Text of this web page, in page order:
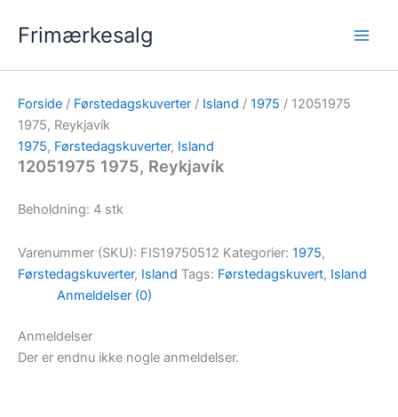
Frimærkesalg
Forside / Førstedagskuverter / Island / 1975 / 12051975
1975, Reykjavík
1975, Førstedagskuverter, Island
12051975 1975, Reykjavík
Beholdning: 4 stk
Varenummer (SKU): FIS19750512 Kategorier: 1975,
Førstedagskuverter, Island Tags: Førstedagskuvert, Island
Anmeldelser (0)
Anmeldelser
Der er endnu ikke nogle anmeldelser.